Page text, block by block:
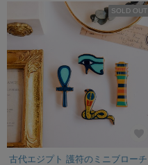
SOLD OUT
古代エジプト 護符のミニブローチ